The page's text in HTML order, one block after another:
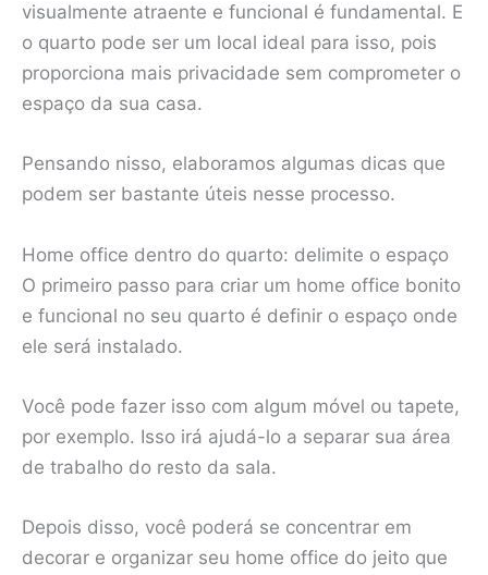
visualmente atraente e funcional é fundamental. E
o quarto pode ser um local ideal para isso, pois
proporciona mais privacidade sem comprometer o
espaço da sua casa.
Pensando nisso, elaboramos algumas dicas que
podem ser bastante úteis nesse processo.
Home office dentro do quarto: delimite o espaço
O primeiro passo para criar um home office bonito
e funcional no seu quarto é definir o espaço onde
ele será instalado.
Você pode fazer isso com algum móvel ou tapete,
por exemplo. Isso irá ajudá-lo a separar sua área
de trabalho do resto da sala.
Depois disso, você poderá se concentrar em
decorar e organizar seu home office do jeito que